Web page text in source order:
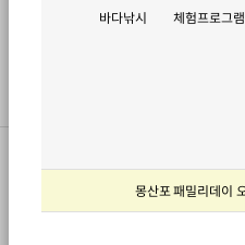
바다낚시 체험프로그램
몽산포 패밀리데이